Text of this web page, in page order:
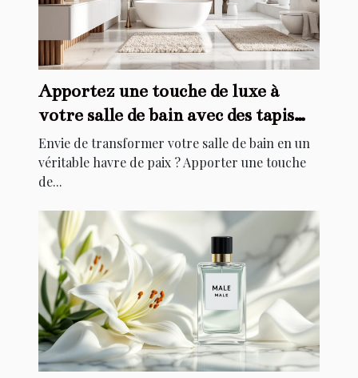
Apportez une touche de luxe à
votre salle de bain avec des tapis
élégants
Envie de transformer votre salle de bain en un
véritable havre de paix ? Apporter une touche
de...